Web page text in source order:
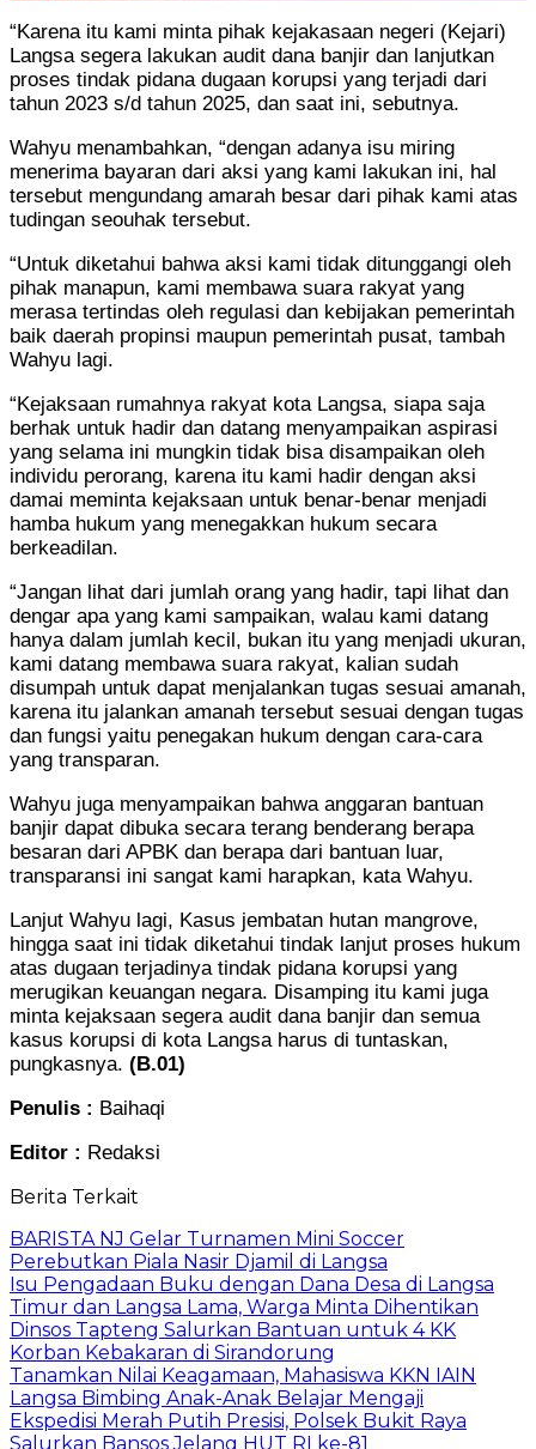
“Karena itu kami minta pihak kejakasaan negeri (Kejari)
Langsa segera lakukan audit dana banjir dan lanjutkan
proses tindak pidana dugaan korupsi yang terjadi dari
tahun 2023 s/d tahun 2025, dan saat ini, sebutnya.
Wahyu menambahkan, “dengan adanya isu miring
menerima bayaran dari aksi yang kami lakukan ini, hal
tersebut mengundang amarah besar dari pihak kami atas
tudingan seouhak tersebut.
“Untuk diketahui bahwa aksi kami tidak ditunggangi oleh
pihak manapun, kami membawa suara rakyat yang
merasa tertindas oleh regulasi dan kebijakan pemerintah
baik daerah propinsi maupun pemerintah pusat, tambah
Wahyu lagi.
“Kejaksaan rumahnya rakyat kota Langsa, siapa saja
berhak untuk hadir dan datang menyampaikan aspirasi
yang selama ini mungkin tidak bisa disampaikan oleh
individu perorang, karena itu kami hadir dengan aksi
damai meminta kejaksaan untuk benar-benar menjadi
hamba hukum yang menegakkan hukum secara
berkeadilan.
“Jangan lihat dari jumlah orang yang hadir, tapi lihat dan
dengar apa yang kami sampaikan, walau kami datang
hanya dalam jumlah kecil, bukan itu yang menjadi ukuran,
kami datang membawa suara rakyat, kalian sudah
disumpah untuk dapat menjalankan tugas sesuai amanah,
karena itu jalankan amanah tersebut sesuai dengan tugas
dan fungsi yaitu penegakan hukum dengan cara-cara
yang transparan.
Wahyu juga menyampaikan bahwa anggaran bantuan
banjir dapat dibuka secara terang benderang berapa
besaran dari APBK dan berapa dari bantuan luar,
transparansi ini sangat kami harapkan, kata Wahyu.
Lanjut Wahyu lagi, Kasus jembatan hutan mangrove,
hingga saat ini tidak diketahui tindak lanjut proses hukum
atas dugaan terjadinya tindak pidana korupsi yang
merugikan keuangan negara. Disamping itu kami juga
minta kejaksaan segera audit dana banjir dan semua
kasus korupsi di kota Langsa harus di tuntaskan,
pungkasnya. (B.01)
Penulis : Baihaqi
Editor : Redaksi
Berita Terkait
BARISTA NJ Gelar Turnamen Mini Soccer
Perebutkan Piala Nasir Djamil di Langsa
Isu Pengadaan Buku dengan Dana Desa di Langsa
Timur dan Langsa Lama, Warga Minta Dihentikan
Dinsos Tapteng Salurkan Bantuan untuk 4 KK
Korban Kebakaran di Sirandorung
Tanamkan Nilai Keagamaan, Mahasiswa KKN IAIN
Langsa Bimbing Anak-Anak Belajar Mengaji
Ekspedisi Merah Putih Presisi, Polsek Bukit Raya
Salurkan Bansos Jelang HUT RI ke-81